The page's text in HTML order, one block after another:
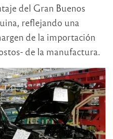
del Gran Buenos
reflejando una
de la importación
de la manufactura.